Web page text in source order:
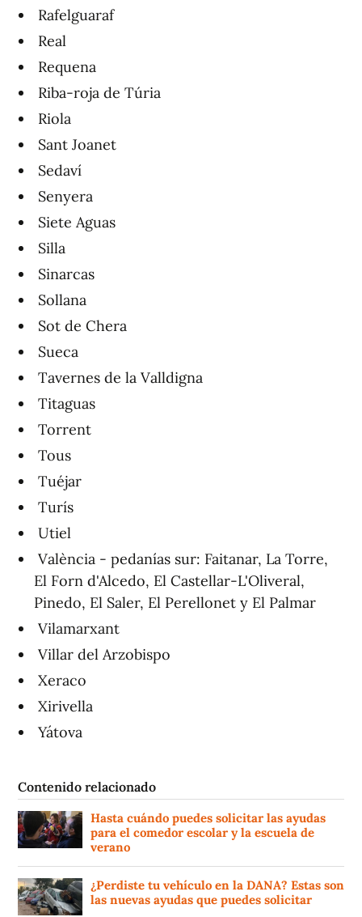
Rafelguaraf
Real
Requena
Riba-roja de Túria
Riola
Sant Joanet
Sedaví
Senyera
Siete Aguas
Silla
Sinarcas
Sollana
Sot de Chera
Sueca
Tavernes de la Valldigna
Titaguas
Torrent
Tous
Tuéjar
Turís
Utiel
València - pedanías sur: Faitanar, La Torre,
El Forn d'Alcedo, El Castellar-L'Oliveral,
Pinedo, El Saler, El Perellonet y El Palmar
Vilamarxant
Villar del Arzobispo
Xeraco
Xirivella
Yátova
Contenido relacionado
Hasta cuándo puedes solicitar las ayudas
para el comedor escolar y la escuela de
verano
¿Perdiste tu vehículo en la DANA? Estas son
las nuevas ayudas que puedes solicitar